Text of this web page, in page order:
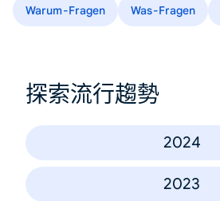
Warum-Fragen Was-Fragen
探索流行趨勢
2024
2023